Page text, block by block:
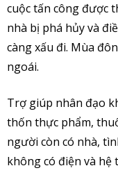
cuộc tấn công được
nhà bị phá hủy và
càng xấu đi. Mùa
ngoái.
Trợ giúp nhân đạo
thốn thực phẩm,
người còn có nhà,
không có điện và